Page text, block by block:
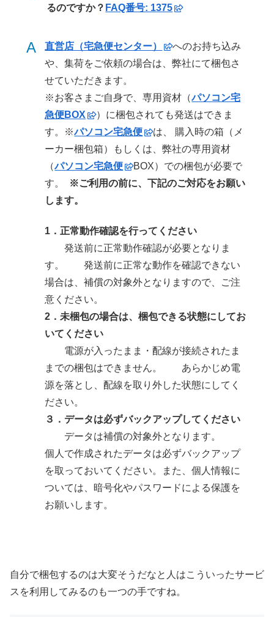
るのですか？ FAQ番号: 1375
A 直営店（宅急便センター）
へのお持ち込み
や、集荷をご依頼の場合は、弊社にて梱包さ
せていただきます。
※お客さまご自身で、専用資材（パソコン宅
急便BOX
）に梱包されても発送はできま
す。※パソコン宅急便
は、 購入時の箱（メ
ーカー梱包箱）もしくは、弊社の専用資材
（パソコン宅急便
BOX）での梱包が必要で
す。 ※ご利用の前に、下記のご対応をお願い
します。
1．正常動作確認を行ってください
発送前に正常動作確認が必要となりま
す。 発送前に正常な動作を確認できない
場合は、補償の対象外となりますので、ご注
意ください。
2．未梱包の場合は、梱包できる状態にしてお
いてください
電源が入ったまま・配線が接続されたま
までの梱包はできません。 あらかじめ電
源を落とし、配線を取り外した状態にしてく
ださい。
３．データは必ずバックアップしてください
データは補償の対象外となります。
個人で作成されたデータは必ずバックアップ
を取っておいてください。また、個人情報に
ついては、暗号化やパスワードによる保護を
お願いします。
自分で梱包するのは大変そうだなと人はこういったサービ
スを利用してみるのも一つの手ですね。